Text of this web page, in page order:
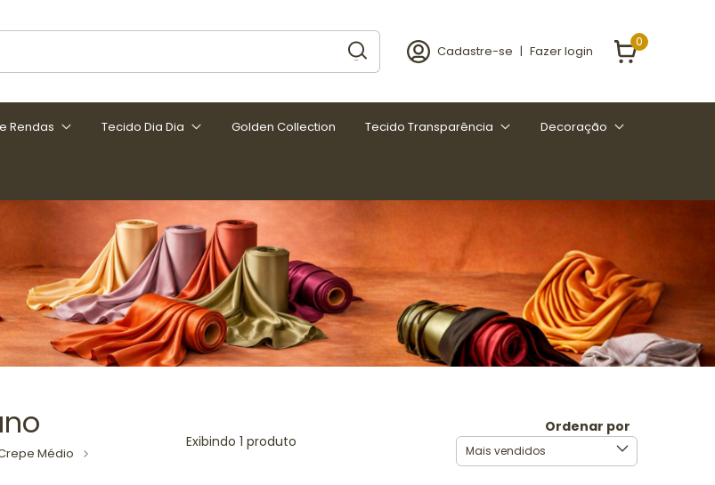
Cadastre-se | Fazer login
0
Rendas Tecido Dia Dia Golden Collection Tecido Transparência Decoração
Médio
Exibindo 1 produto
Ordenar por